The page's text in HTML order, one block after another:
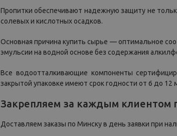
Пропитки обеспечивают надежную защиту не
солевых и кислотных осадков.
Основная причина купить сырье — оптимальное
эмульсии на водной основе без содержания
Все водоотталкивающие компоненты
закрытой упаковке имеют срок годности от 6 до 12
Закрепляем за каждым клиентом
Доставляем заказы по Минску в день заявки при